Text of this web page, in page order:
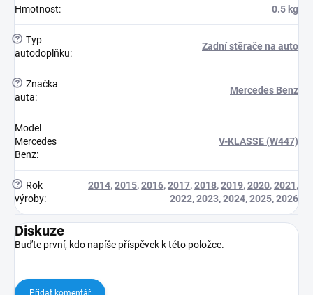
Hmotnost: 0.5 kg
? Typ
autodoplňku:
Zadní stěrače na auto
? Značka
auta:
Mercedes Benz
Model
Mercedes
Benz:
V-KLASSE (W447)
?
Rok
výroby:
2014,2015,2016,2017,2018,2019,2020,2021,
2022,2023,2024,2025,2026
Diskuze
Buďte první, kdo napíše příspěvek k této položce.
Přidat komentář